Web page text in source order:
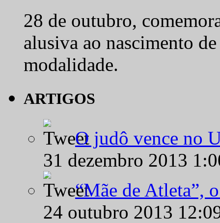
28 de outubro,
alusiva ao nascimento
modalidade.
ARTIGOS
O judô vence no
31 dezembro 2013
“Mãe de Atleta”,
24 outubro 2013